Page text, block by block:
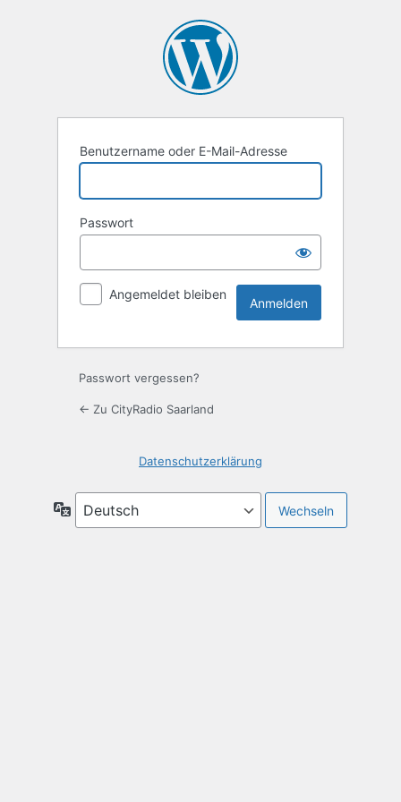
Benutzername oder E-Mail-Adresse
Passwort
Angemeldet bleiben
Passwort vergessen?
← Zu CityRadio Saarland
Datenschutzerklärung
Sprache